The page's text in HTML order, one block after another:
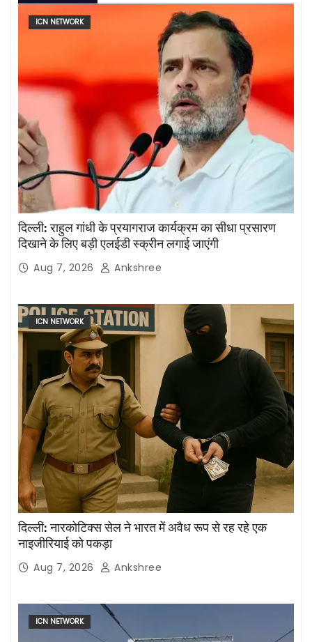
ICN NETWORK
दिल्ली: राहुल गांधी के प्रयागराज कार्यक्रम का सीधा प्रसारण
दिखाने के लिए बड़ी एलईडी स्क्रीन लगाई जाएंगी
Aug 7, 2026 Ankshree
ICN NETWORK
दिल्ली: नारकोटिक्स सेल ने भारत में अवैध रूप से रह रहे एक
नाइजीरियाई को पकड़ा
Aug 7, 2026 Ankshree
ICN NETWORK